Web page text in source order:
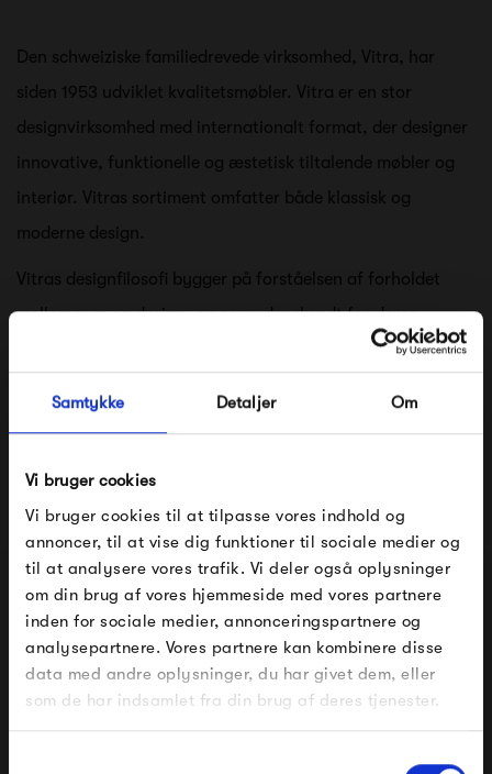
Samtykke Detaljer Om
Vi bruger cookies
Vi bruger cookies til at tilpasse vores indhold og
annoncer, til at vise dig funktioner til sociale medier og
til at analysere vores trafik. Vi deler også oplysninger
om din brug af vores hjemmeside med vores partnere
inden for sociale medier, annonceringspartnere og
analysepartnere. Vores partnere kan kombinere disse
data med andre oplysninger, du har givet dem, eller
som de har indsamlet fra din brug af deres tjenester.
Den schweiziske familiedrevede virksomhed, Vitra, har
siden 1953 udviklet kvalitetsmøbler. Vitra er en stor
designvirksomhed med internationalt format, der designer
innovative, funktionelle og æstetisk tiltalende møbler og
interiør. Vitras sortiment omfatter både klassisk og
moderne design.
Vitras designfilosofi bygger på forståelsen af forholdet
mellem rum og design, og er verdenskendt for deres
sortiment af møbler og interiør, fordi de forstår at
holdbarhed og levetid.
Se alle varer fra Vitra
Produkter fra samme kategori
FÅ 10% PÅ DIN NÆSTE ORDRE
Indtast din e-mail, så sender vi rabatkoden til dig på
mail. Minimumsbeløb er 499 kr. for at indløse
rabatten.
Gælder ikke på produkter fra Fermob, File Under